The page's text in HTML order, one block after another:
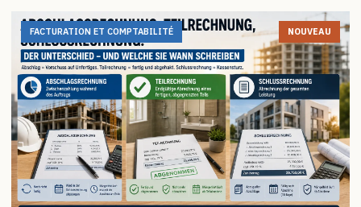
FACTURATION ET COMPTABILITÉ NOUVEAU